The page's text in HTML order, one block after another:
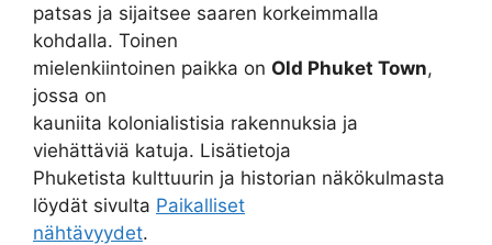
patsas ja sijaitsee saaren korkeimmalla
kohdalla. Toinen
mielenkiintoinen paikka on Old Phuket Town,
jossa on
kauniita kolonialistisia rakennuksia ja
viehättäviä katuja. Lisätietoja
Phuketista kulttuurin ja historian näkökulmasta
löydät sivulta Paikalliset
nähtävyydet.